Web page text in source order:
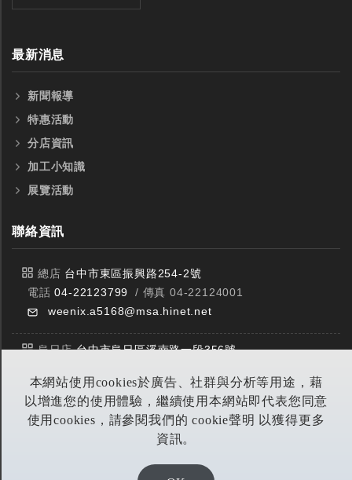
本網站使用cookies於廣告、社群與分析等用途，藉
以增進您的使用體驗，繼續使用本網站即代表您同意
使用cookies，請參閱我們的 cookie聲明 以獲得更多
資訊。
最新消息
新聞報導
特惠活動
分店資訊
加工小知識
展覽活動
聯絡資訊
總店 台中市東區振興路254-2號
電話04-22123799
/ 傳真 04-22124001
weenix.a5168@msa.hinet.net
烏日店台中市烏日區溪南路一段356號
豐原店台中市潭子區中山路三段303號
電話04-25314953 / 傳真 04-25314290